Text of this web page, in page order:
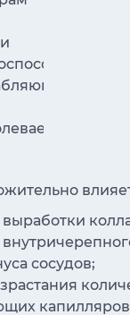
сосудов;